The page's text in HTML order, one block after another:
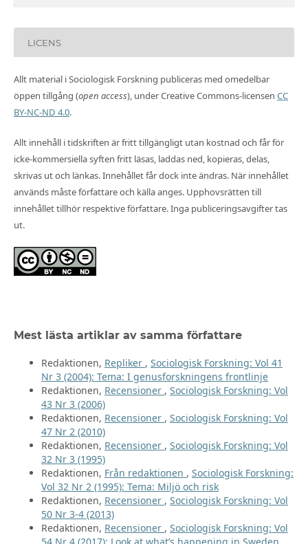
LICENS
Allt material i Sociologisk Forskning publiceras med omedelbar
öppen tillgång (open access), under Creative Commons-licensen CC
BY-NC-ND 4.0.
Allt innehåll i tidskriften är fritt tillgängligt utan kostnad och får för
icke-kommersiella syften fritt läsas, laddas ned, kopieras, delas,
skrivas ut och länkas. Innehållet får dock inte ändras. När innehållet
används måste författare och källa anges. Upphovsrätten till
innehållet tillhör respektive författare. Inga publiceringsavgifter tas
ut.
Mest lästa artiklar av samma författare
Redaktionen, Repliker , Sociologisk Forskning: Vol 41
Nr 3 (2004): Tema: I genusforskningens frontlinje
Redaktionen, Recensioner , Sociologisk Forskning: Vol
43 Nr 3 (2006)
Redaktionen, Recensioner , Sociologisk Forskning: Vol
47 Nr 2 (2010)
Redaktionen, Recensioner , Sociologisk Forskning: Vol
32 Nr 3 (1995)
Redaktionen, Från redaktionen , Sociologisk Forskning:
Vol 32 Nr 2 (1995): Tema: Miljö och risk
Redaktionen, Recensioner , Sociologisk Forskning: Vol
50 Nr 3-4 (2013)
Redaktionen, Recensioner , Sociologisk Forskning: Vol